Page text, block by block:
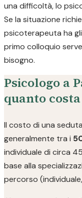
una difficoltà, lo
Se la situazione
psicoterapeuta ha
primo colloquio
bisogno.
Psicologo a
quanto
Il costo di una
generalmente tra i
individuale di circa
base alla
percorso